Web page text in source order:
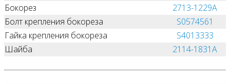
Бокорез
2713-1229A
Болт крепления бокореза
S0574561
Гайка крепления бокореза
S4013333
Шайба
2114-1831A